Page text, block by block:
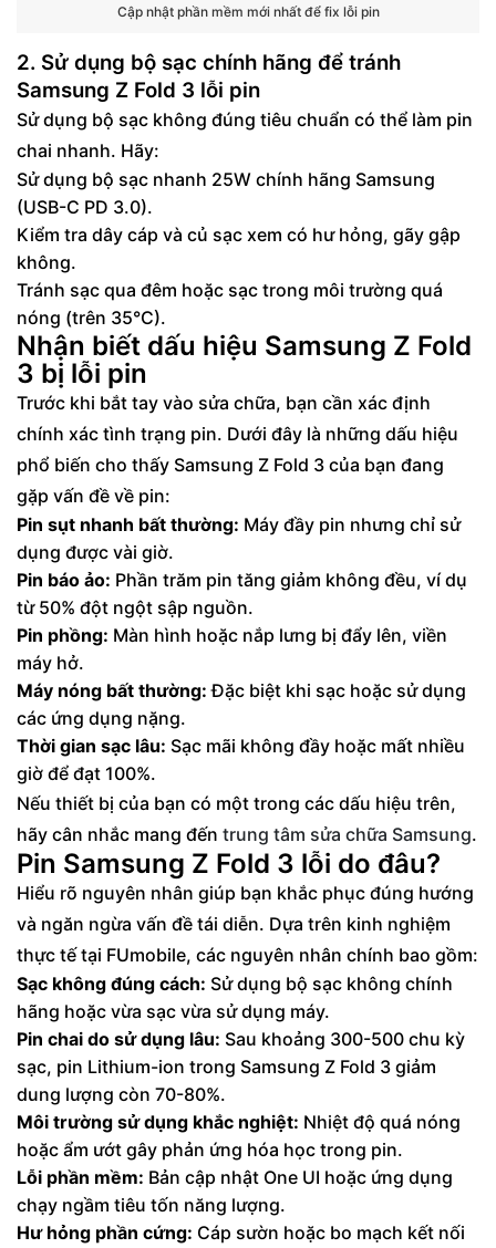
Cập nhật phần mềm mới nhất để fix lỗi pin
2. Sử dụng bộ sạc chính hãng để tránh
Samsung Z Fold 3 lỗi pin
Sử dụng bộ sạc không đúng tiêu chuẩn có thể làm pin
chai nhanh. Hãy:
Sử dụng bộ sạc nhanh 25W chính hãng Samsung
(USB-C PD 3.0).
Kiểm tra dây cáp và củ sạc xem có hư hỏng, gãy gập
không.
Tránh sạc qua đêm hoặc sạc trong môi trường quá
nóng (trên 35°C).
Nhận biết dấu hiệu Samsung Z Fold
3 bị lỗi pin
Trước khi bắt tay vào sửa chữa, bạn cần xác định
chính xác tình trạng pin. Dưới đây là những dấu hiệu
phổ biến cho thấy Samsung Z Fold 3 của bạn đang
gặp vấn đề về pin:
Pin sụt nhanh bất thường: Máy đầy pin nhưng chỉ sử
dụng được vài giờ.
Pin báo ảo: Phần trăm pin tăng giảm không đều, ví dụ
từ 50% đột ngột sập nguồn.
Pin phồng: Màn hình hoặc nắp lưng bị đẩy lên, viền
máy hở.
Máy nóng bất thường: Đặc biệt khi sạc hoặc sử dụng
các ứng dụng nặng.
Thời gian sạc lâu: Sạc mãi không đầy hoặc mất nhiều
giờ để đạt 100%.
Nếu thiết bị của bạn có một trong các dấu hiệu trên,
hãy cân nhắc mang đến trung tâm sửa chữa Samsung.
Pin Samsung Z Fold 3 lỗi do đâu?
Hiểu rõ nguyên nhân giúp bạn khắc phục đúng hướng
và ngăn ngừa vấn đề tái diễn. Dựa trên kinh nghiệm
thực tế tại FUmobile, các nguyên nhân chính bao gồm:
Sạc không đúng cách: Sử dụng bộ sạc không chính
hãng hoặc vừa sạc vừa sử dụng máy.
Pin chai do sử dụng lâu: Sau khoảng 300-500 chu kỳ
sạc, pin Lithium-ion trong Samsung Z Fold 3 giảm
dung lượng còn 70-80%.
Môi trường sử dụng khắc nghiệt: Nhiệt độ quá nóng
hoặc ẩm ướt gây phản ứng hóa học trong pin.
Lỗi phần mềm: Bản cập nhật One UI hoặc ứng dụng
chạy ngầm tiêu tốn năng lượng.
Hư hỏng phần cứng: Cáp sườn hoặc bo mạch kết nối